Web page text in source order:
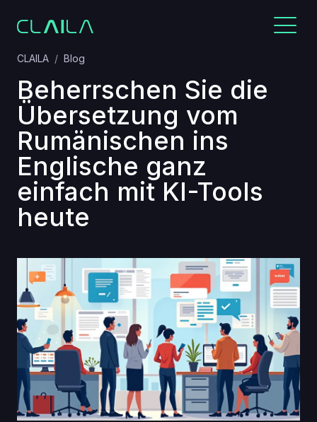
CLAILA Blog
Beherrschen Sie die
Übersetzung vom
Rumänischen ins
Englische ganz
einfach mit KI-Tools
heute